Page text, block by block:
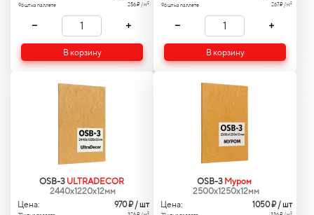
96 шт на паллете 256 ₽ / м2
В корзину
96 шт на паллете 267 ₽ / м2
В корзину
OSB-3 ULTRADECOR
2440x1220x12мм
Цена:
970₽ / шт
2
OSB-3 Муром
2500x1250x12мм
Цена:
1050₽ / шт
2